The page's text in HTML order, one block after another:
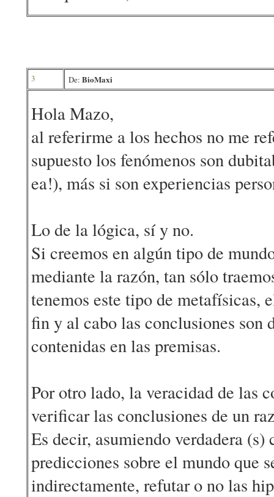
3 De: BioMaxi
Hola Mazo,
al referirme a los hechos no me
supuesto los fenómenos son
ea!), más si son experiencias
Lo de la lógica, sí y no.
Si creemos en algún tipo de
mediante la razón, tan sólo
tenemos este tipo de metafísicas,
fin y al cabo las conclusiones son
contenidas en las premisas.
Por otro lado, la veracidad de las
verificar las conclusiones de un
Es decir, asumiendo verdadera
predicciones sobre el mundo que
indirectamente, refutar o no las